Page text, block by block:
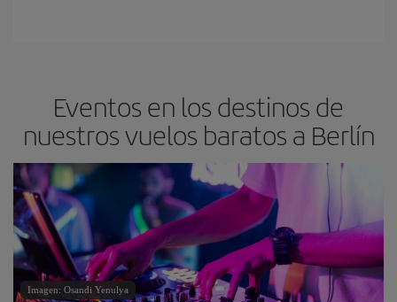
Eventos en los destinos de
nuestros vuelos baratos a Berlín
Imagen: Osandi Yenulya